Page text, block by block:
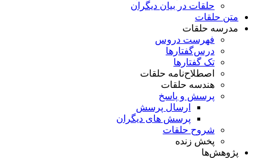
حلقات در بیان دیگران
متن حلقات
مدرسه حلقات
فهرست دروس
درس‌گفتار‌ها
تک گفتارها
اصطلاح‌نامه حلقات
هندسه حلقات
پرسش و پاسخ
ارسال پرسش
پرسش های دیگران
شروح حلقات
پخش زنده
پژوهش‌ها